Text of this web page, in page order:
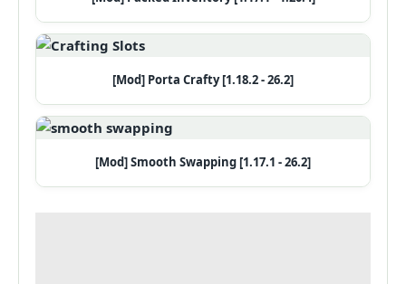
[Mod] Porta Crafty [1.18.2 - 26.2]
[Mod] Smooth Swapping [1.17.1 - 26.2]